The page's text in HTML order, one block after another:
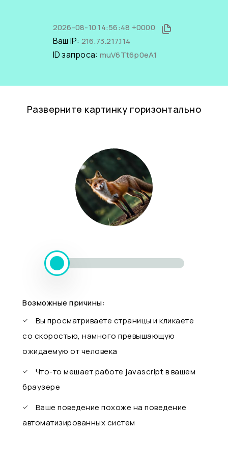
2026-08-10 14:56:48 +0000
Ваш IP: 216.73.217.114
ID запроса: muV6Tt6p0eA1
Разверните картинку горизонтально
Возможные причины:
Вы просматриваете страницы и кликаете
со скоростью, намного превышающую
ожидаемую от человека
Что-то мешает работе javascript в вашем
браузере
Ваше поведение похоже на поведение
автоматизированных систем